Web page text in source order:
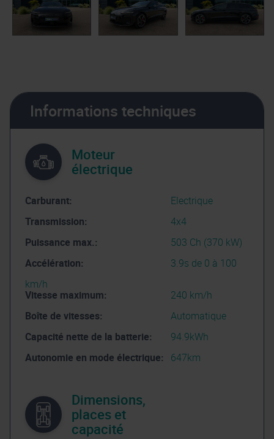
Informations techniques
Moteur
électrique
Carburant:
Electrique
Transmission:
4x4
Puissance max.:
503 Ch (370 kW)
Accélération:
3.9s de 0 à 100
km/h
Vitesse maximum:
240 km/h
Boîte de vitesses:
Automatique
Capacité nette de la batterie:
94.9kWh
Autonomie en mode électrique:
647km
Dimensions,
places et
capacité